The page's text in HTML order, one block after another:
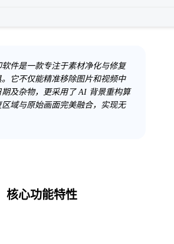
软件是一款专注于素材净化与修复
它不仅能精准移除图片和视频中
期及杂物，更采用了 AI 背景重构算
区域与原始画面完美融合，实现无
核心功能特性